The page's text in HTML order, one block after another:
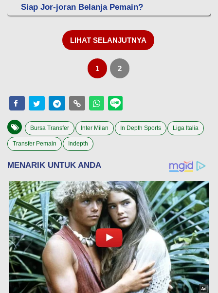
Siap Jor-joran Belanja Pemain?
LIHAT SELANJUTNYA
1 2
Bursa Transfer Inter Milan In Depth Sports Liga Italia
Transfer Pemain Indepth